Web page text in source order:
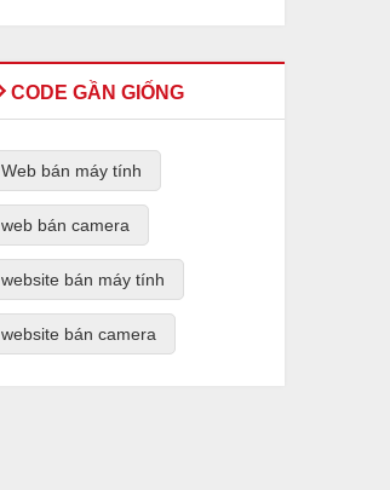
CODE GẦN GIỐNG
Web bán máy tính
web bán camera
website bán máy tính
website bán camera